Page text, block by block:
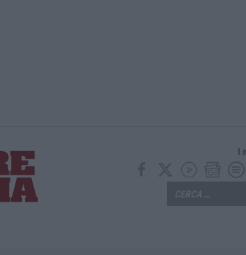
La rivista “America Journals” celebra lo stilista
I